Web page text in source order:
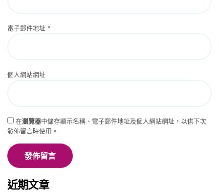
電子郵件地址 *
個人網站網址
在瀏覽器中儲存顯示名稱、電子郵件地址及個人網站網址，以供下次
發佈留言時使用。
近期文章